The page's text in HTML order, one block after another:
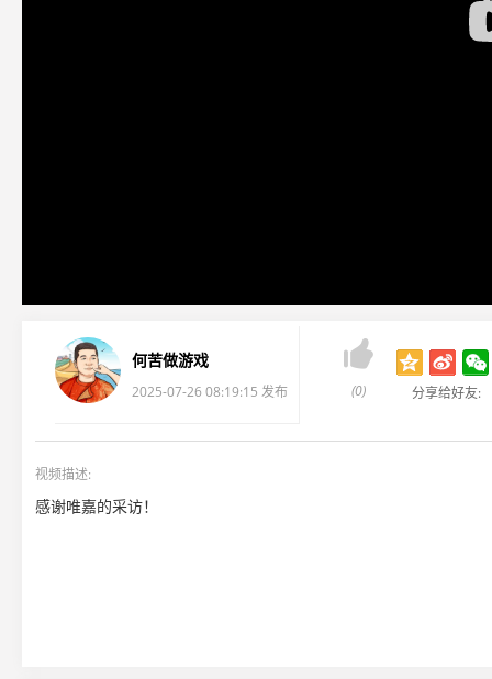
何苦做游戏
2025-07-26 08:19:15 发布

(0) 分享给好友:
视频描述:
感谢唯嘉的采访！